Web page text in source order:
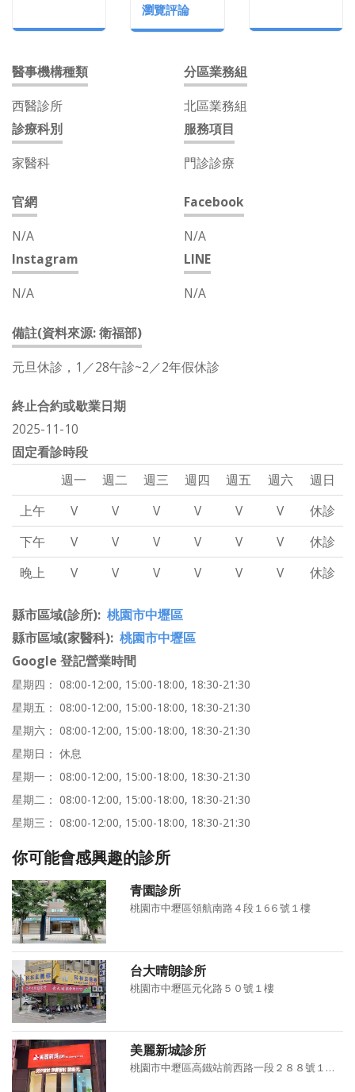
瀏覽評論
醫事機構種類
西醫診所
分區業務組
北區業務組
診療科別
家醫科
服務項目
門診診療
官網
N/A
Facebook
N/A
Instagram
N/A
LINE
N/A
備註(資料來源: 衛福部)
元旦休診，1／28午診~2／2年假休診
終止合約或歇業日期
2025-11-10
固定看診時段
週一
週二 週三 週四 週五 週六
週日
上午
V V V V V V
休診
下午
V V V V V V
休診
晚上
V V V V V V 休診
縣市區域(診所) 桃園市中壢區
縣市區域(家醫科) 桃園市中壢區
Google 登記營業時間
星期四： 08:00-12:00, 15:00-18:00, 18:30-21:30
星期五： 08:00-12:00, 15:00-18:00, 18:30-21:30
星期六： 08:00-12:00, 15:00-18:00, 18:30-21:30
星期日： 休息
星期一： 08:00-12:00, 15:00-18:00, 18:30-21:30
星期二： 08:00-12:00, 15:00-18:00, 18:30-21:30
星期三： 08:00-12:00, 15:00-18:00, 18:30-21:30
你可能會感興趣的診所
青園診所
桃園市中壢區領航南路４段１6６號１樓
台大晴朗診所
桃園市中壢區元化路５０號１樓
美麗新城診所
桃園市中壢區高鐵站前西路一段２８８號１樓及２８６號２樓之１